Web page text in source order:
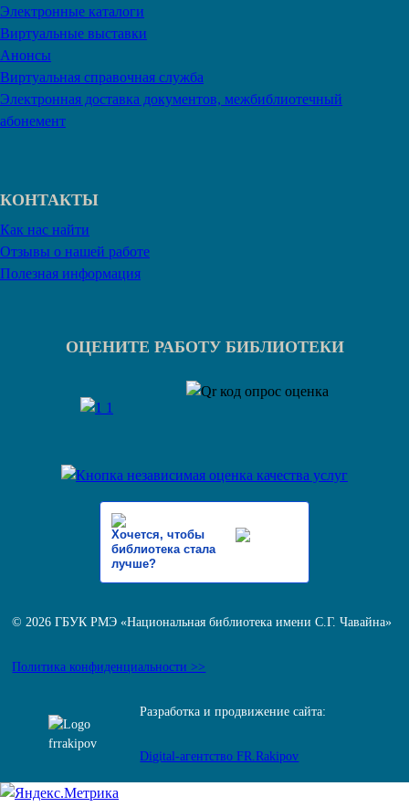
Электронные каталоги
Виртуальные выставки
Анонсы
Виртуальная справочная служба
Электронная доставка документов, межбиблиотечный
абонемент
КОНТАКТЫ
Как нас найти
Отзывы о нашей работе
Полезная информация
ОЦЕНИТЕ РАБОТУ БИБЛИОТЕКИ
Хочется, чтобы
библиотека стала
лучше?
© 2026 ГБУК РМЭ «Национальная библиотека имени С.Г. Чавайна»
Политика конфиденциальности >>
Разработка и продвижение сайта:
Digital-агентство FR.Rakipov